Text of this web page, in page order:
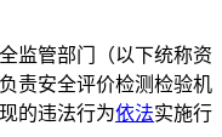
监管部门（以下统称资
责安全评价检测检验机
的违法行为依法实施行